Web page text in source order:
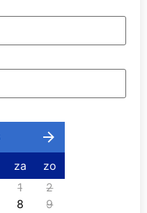
za
zo
1
2
8
9